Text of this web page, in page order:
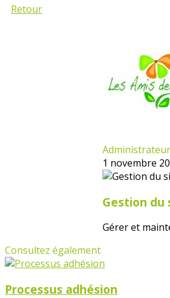
Retour
Administrateur
1 novembre
Gestion
Gérer et
Consultez également
Processus adhésion